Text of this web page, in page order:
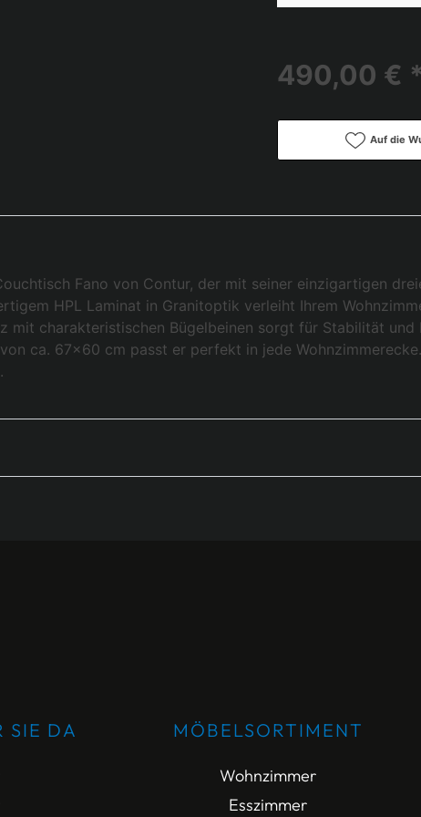
490,00 € *
Auf die
Fano von Contur, der mit seiner einzigartigen
HPL Laminat in Granitoptik verleiht Ihrem
mit charakteristischen Bügelbeinen sorgt für Stabilität
ca. 67x60 cm passt er perfekt in jede
SIE DA MÖBELSORTIMENT
Wohnzimmer
Esszimmer